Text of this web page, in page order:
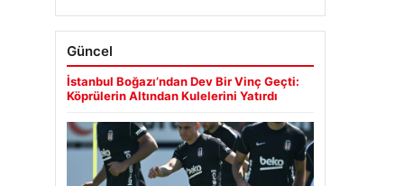
Güncel
İstanbul Boğazı’ndan Dev Bir Vinç Geçti:
Köprülerin Altından Kulelerini Yatırdı